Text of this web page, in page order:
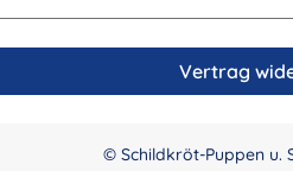
Vertrag
© Schildkröt-Puppen u.